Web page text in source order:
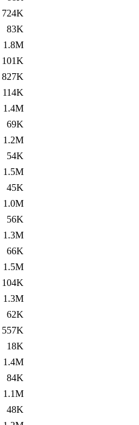
724K
83K
1.8M
101K
827K
114K
1.4M
69K
1.2M
54K
1.5M
45K
1.0M
56K
1.3M
66K
1.5M
104K
1.3M
62K
557K
18K
1.4M
84K
1.1M
48K